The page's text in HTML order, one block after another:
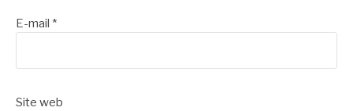
E-mail *
Site web